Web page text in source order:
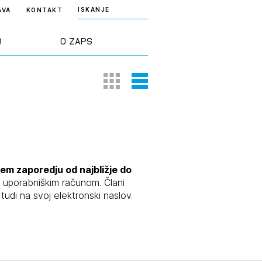
O ZAPS
KONTAKT ISKANJE
Predstavitev
Projekti
Thumbnail View
List View
zaporedju od najbližje do
računom. Člani
na svoj elektronski naslov.